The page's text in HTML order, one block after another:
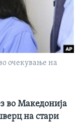
очекување на
во Македонија
на стари